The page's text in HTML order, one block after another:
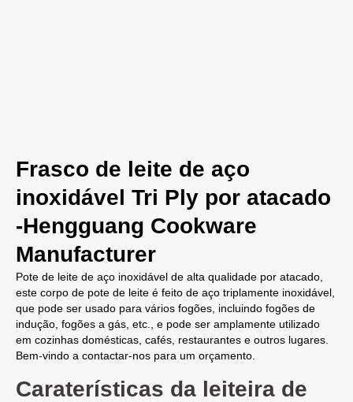
Frasco de leite de aço
inoxidável Tri Ply por atacado
-Hengguang Cookware
Manufacturer
Pote de leite de aço inoxidável de alta qualidade por atacado,
este corpo de pote de leite é feito de aço triplamente inoxidável,
que pode ser usado para vários fogões, incluindo fogões de
indução, fogões a gás, etc., e pode ser amplamente utilizado
em cozinhas domésticas, cafés, restaurantes e outros lugares.
Bem-vindo a contactar-nos para um orçamento.
Caraterísticas da leiteira de